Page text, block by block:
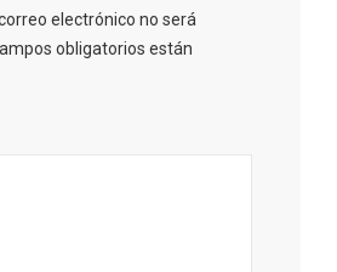
electrónico no será
obligatorios están